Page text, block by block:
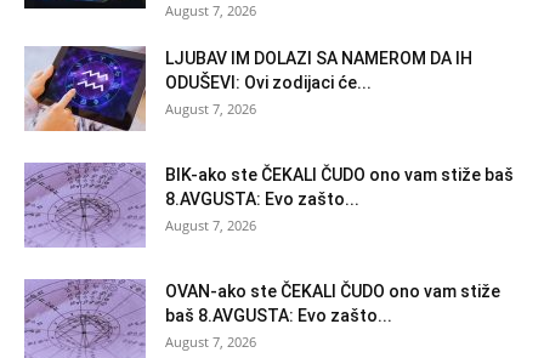
August 7, 2026
LJUBAV IM DOLAZI SA NAMEROM DA IH
ODUŠEVI: Ovi zodijaci će...
August 7, 2026
BIK-ako ste ČEKALI ČUDO ono vam stiže baš
8.AVGUSTA: Evo zašto...
August 7, 2026
OVAN-ako ste ČEKALI ČUDO ono vam stiže
baš 8.AVGUSTA: Evo zašto...
August 7, 2026